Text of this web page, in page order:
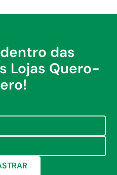
das
Lojas Quero-